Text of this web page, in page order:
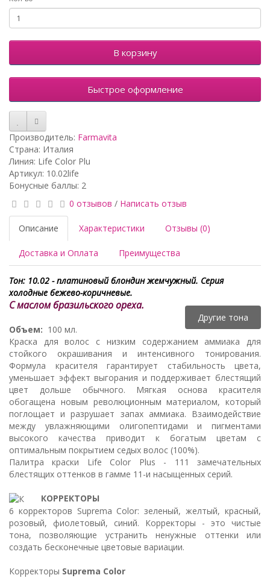
В корзину
Быстрое оформление
Производитель: Farmavita
Страна: Италия
Линия: Life Color Plu
Артикул: 10.02life
Бонусные баллы: 2
0 отзывов / Написать отзыв
Описание Характеристики Отзывы (0)
Доставка и Оплата Преимущества
Тон: 10.02 - платиновый блондин жемчужный. Серия
холодные бежево-коричневые.
С маслом бразильского ореха.
Другие тона
Объем: 100 мл.
Краска для волос с низким содержанием аммиака для
стойкого окрашивания и интенсивного тонирования.
Формула красителя гарантирует стабильность цвета,
уменьшает эффект выгорания и поддерживает блестящий
цвет дольше обычного. Мягкая основа красителя
обогащена новым революционным материалом, который
поглощает и разрушает запах аммиака. Взаимодействие
между увлажняющими олигопептидами и пигментами
высокого качества приводит к богатым цветам с
оптимальным покрытием седых волос (100%).
Палитра краски Life Color Plus - 111 замечательных
блестящих оттенков в гамме 11-и насыщенных серий.
КОРРЕКТОРЫ
6 корректоров Suprema Color: зеленый, желтый, красный,
розовый, фиолетовый, синий. Корректоры - это чистые
тона, позволяющие устранить ненужные оттенки или
создать бесконечные цветовые вариации.
Корректоры Suprema Color